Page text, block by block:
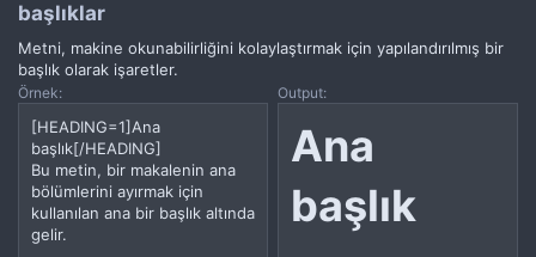
başlıklar
Metni, makine okunabilirliğini kolaylaştırmak için yapılandırılmış bir
başlık olarak işaretler.
Örnek:
[HEADING=1]Ana
başlık[/HEADING]
Bu metin, bir makalenin ana
bölümlerini ayırmak için
kullanılan ana bir başlık altında
gelir.
Output:
Ana
başlık​